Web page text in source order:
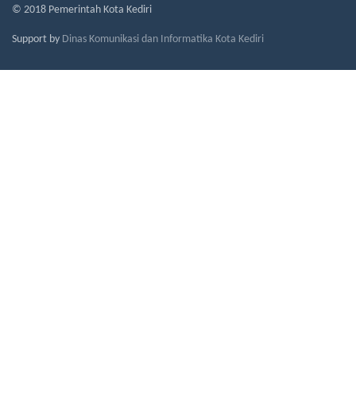
© 2018 Pemerintah Kota Kediri
Support by Dinas Komunikasi dan Informatika Kota Kediri